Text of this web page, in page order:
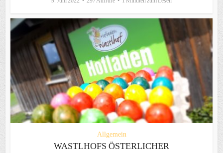
Allgemein
WASTLHOFS ÖSTERLICHER